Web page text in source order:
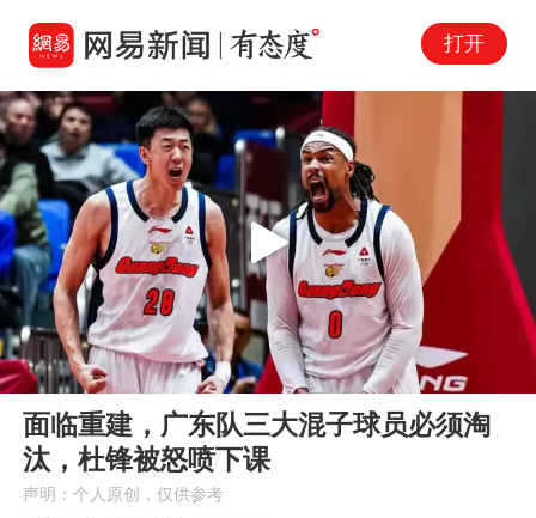
打开
00:00 01:14
Play
面临重建，广东队三大混子球员必须淘
汰，杜锋被怒喷下课
声明：个人原创，仅供参考